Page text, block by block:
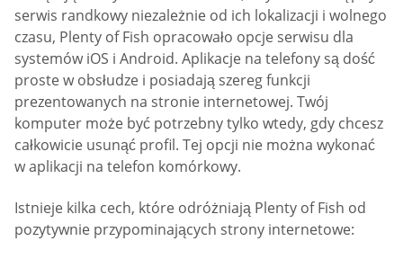
serwis randkowy niezależnie od ich lokalizacji i wolnego
czasu, Plenty of Fish opracowało opcje serwisu dla
systemów iOS i Android. Aplikacje na telefony są dość
proste w obsłudze i posiadają szereg funkcji
prezentowanych na stronie internetowej. Twój
komputer może być potrzebny tylko wtedy, gdy chcesz
całkowicie usunąć profil. Tej opcji nie można wykonać
w aplikacji na telefon komórkowy.
Istnieje kilka cech, które odróżniają Plenty of Fish od
pozytywnie przypominających strony internetowe: